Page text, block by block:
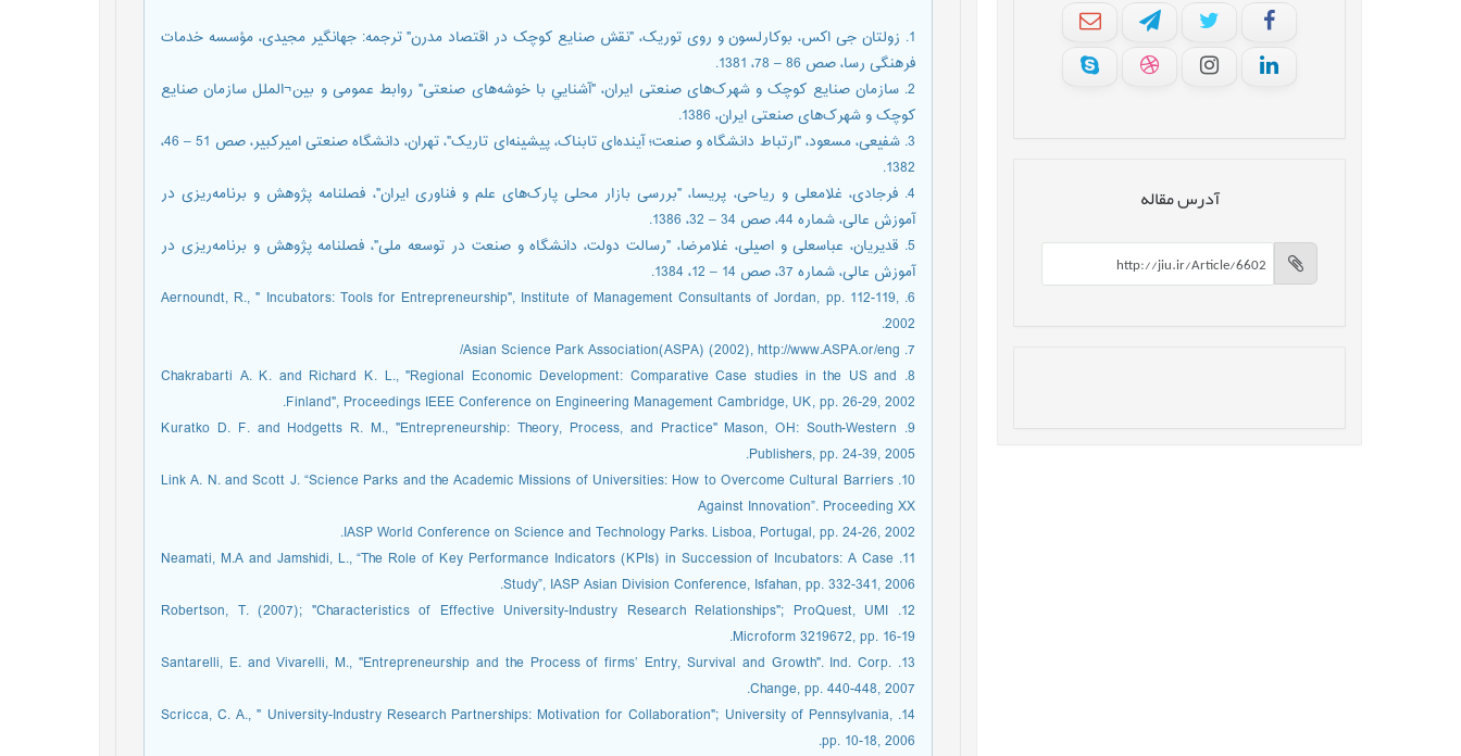
آدرس مقاله
1. زولتان جی اکس، بوکارلسون و روی توريک، "نقش صنايع کوچک در اقتصاد مدرن" ترجمه: جهانگير مجيدی، مؤسسه خدمات
فرهنگی رسا، صص 86 – 78، 1381.
2. سازمان صنايع کوچک و شهرک‌ها‌ی صنعتی ايران، "آشنايي با خوشه‌ها‌ی صنعتی" روابط عمومی و بين¬الملل سازمان صنايع
کوچک و شهرک‌ها‌ی صنعتی ايران، 1386.
3. شفيعی، مسعود، "ارتباط دانشگاه و صنعت؛ آينده‌ای تابناک، پيشينه‌ای تاريک"، تهران، دانشگاه صنعتی اميرکبير، صص 51 – 46،
1382.
4. فرجادی، غلامعلی و رياحی، پريسا، "بررسی بازار محلی پارک‌ها‌ی علم و فناوری ايران"، فصلنامه پژوهش و برنامه‌ريزی در
آموزش عالی، شماره 44، صص 34 – 32، 1386.
5. قديريان، عباسعلی و اصيلی، غلامرضا، "رسالت دولت، دانشگاه و صنعت در توسعه ملی"، فصلنامه پژوهش و برنامه‌ريزی در
آموزش عالی، شماره 37، صص 14 – 12، 1384.
6. Aernoundt, R., " Incubators: Tools for Entrepreneurship", Institute of Management Consultants of Jordan, pp. 112-119,
2002.
7. Asian Science Park Association(ASPA) (2002), http://www.ASPA.or/eng/
8. Chakrabarti A. K. and Richard K. L., "Regional Economic Development: Comparative Case studies in the US and
Finland", Proceedings IEEE Conference on Engineering Management Cambridge, UK, pp. 26-29, 2002.
9. Kuratko D. F. and Hodgetts R. M., "Entrepreneurship: Theory, Process, and Practice" Mason, OH: South-Western
Publishers, pp. 24-39, 2005.
10. Link A. N. and Scott J. “Science Parks and the Academic Missions of Universities: How to Overcome Cultural Barriers
Against Innovation”. Proceeding XX
IASP World Conference on Science and Technology Parks. Lisboa, Portugal, pp. 24-26, 2002.
11. Neamati, M.A and Jamshidi, L., “The Role of Key Performance Indicators (KPIs) in Succession of Incubators: A Case
Study”, IASP Asian Division Conference, Isfahan, pp. 332-341, 2006.
12. Robertson, T. (2007); "Characteristics of Effective University-Industry Research Relationships"; ProQuest, UMI
Microform 3219672, pp. 16-19.
13. Santarelli, E. and Vivarelli, M., "Entrepreneurship and the Process of firms’ Entry, Survival and Growth". Ind. Corp.
Change, pp. 440-448, 2007.
14. Scricca, C. A., " University-Industry Research Partnerships: Motivation for Collaboration"; University of Pennsylvania,
pp. 10-18, 2006.